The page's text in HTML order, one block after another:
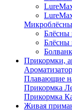
Блёсны
Блёсны
Прикормки,
Плавающие
Прикормка
Прикормка
Живая